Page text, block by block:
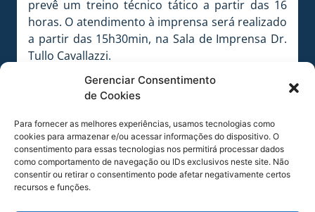
Gerenciar Consentimento
de Cookies
Para fornecer as melhores experiências, usamos tecnologias como
cookies para armazenar e/ou acessar informações do dispositivo. O
consentimento para essas tecnologias nos permitirá processar dados
como comportamento de navegação ou IDs exclusivos neste site. Não
consentir ou retirar o consentimento pode afetar negativamente certos
recursos e funções.
prevê um treino técnico tático a partir das 16
horas. O atendimento à imprensa será realizado
a partir das 15h30min, na Sala de Imprensa Dr.
Tullo Cavallazzi.
O próximo compromisso do Avaí no Catarinense
Chevrolet Divisão Principal 2013 será na quarta-
Ressacada.
Marrone quer aproveitar a oportunidade e se
manter na equipe
FOTO: Alceu Atherino